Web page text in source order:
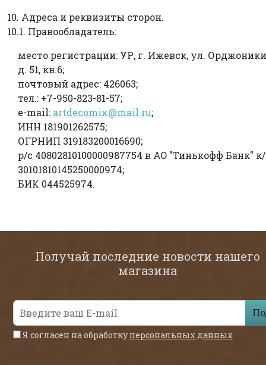
10. Адреса и реквизиты сторон.
10.1. Правообладатель:
место регистрации: УР, г. Ижевск, ул.
д. 51, кв.6;
почтовый адрес: 426063;
тел.: +7-950-823-81-57;
e-mail: artdecomix@mail.ru;
ИНН 181901262575;
ОГРНИП 319183200016690;
р/с 40802810100000987754 в AO "Тинькофф Банк"
30101810145250000974;
БИК 044525974.
Получай последние новости нашего
магазина
Я согласен на обработку персональных данных